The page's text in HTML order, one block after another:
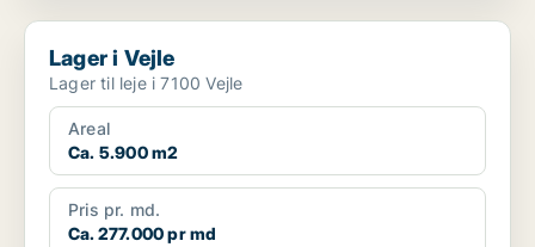
Lager i Vejle
Lager i Vejle
Lager til leje i 7100 Vejle
Areal
Ca. 5.900 m2
Pris pr. md.
Ca. 277.000 pr md